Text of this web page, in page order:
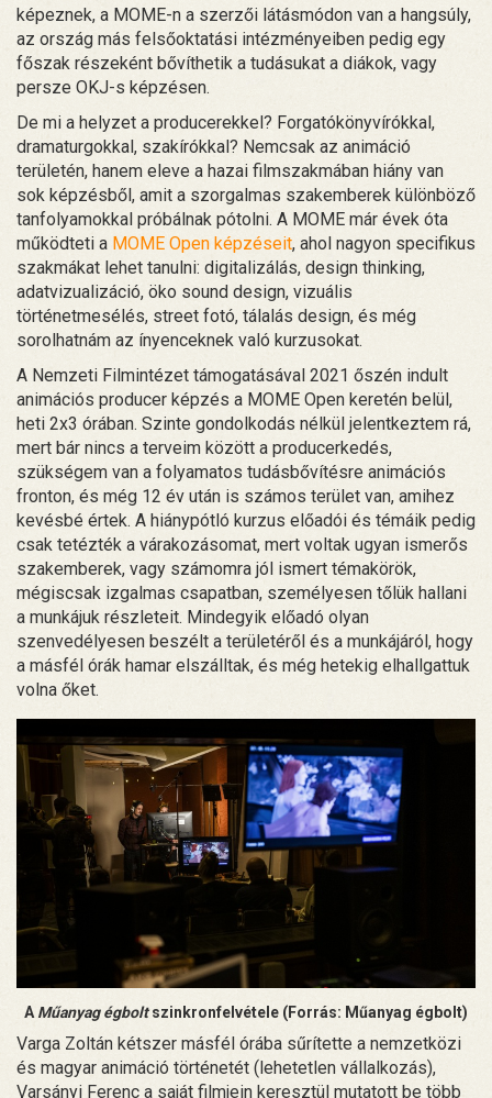
képeznek, a MOME-n a szerzői látásmódon van a hangsúly,
az ország más felsőoktatási intézményeiben pedig egy
főszak részeként bővíthetik a tudásukat a diákok, vagy
persze OKJ-s képzésen.
De mi a helyzet a producerekkel? Forgatókönyvírókkal,
dramaturgokkal, szakírókkal? Nemcsak az animáció
területén, hanem eleve a hazai filmszakmában hiány van
sok képzésből, amit a szorgalmas szakemberek különböző
tanfolyamokkal próbálnak pótolni. A MOME már évek óta
működteti a MOME Open képzéseit, ahol nagyon specifikus
szakmákat lehet tanulni: digitalizálás, design thinking,
adatvizualizáció, öko sound design, vizuális
történetmesélés, street fotó, tálalás design, és még
sorolhatnám az ínyenceknek való kurzusokat.
A Nemzeti Filmintézet támogatásával 2021 őszén indult
animációs producer képzés a MOME Open keretén belül,
heti 2x3 órában. Szinte gondolkodás nélkül jelentkeztem rá,
mert bár nincs a terveim között a producerkedés,
szükségem van a folyamatos tudásbővítésre animációs
fronton, és még 12 év után is számos terület van, amihez
kevésbé értek. A hiánypótló kurzus előadói és témáik pedig
csak tetézték a várakozásomat, mert voltak ugyan ismerős
szakemberek, vagy számomra jól ismert témakörök,
mégiscsak izgalmas csapatban, személyesen tőlük hallani
a munkájuk részleteit. Mindegyik előadó olyan
szenvedélyesen beszélt a területéről és a munkájáról, hogy
a másfél órák hamar elszálltak, és még hetekig elhallgattuk
volna őket.
A Műanyag égboltszinkronfelvétele (Forrás: Műanyag égbolt)
Varga Zoltán kétszer másfél órába sűrítette a nemzetközi
és magyar animáció történetét (lehetetlen vállalkozás),
Varsányi Ferenc a saját filmjein keresztül mutatott be több